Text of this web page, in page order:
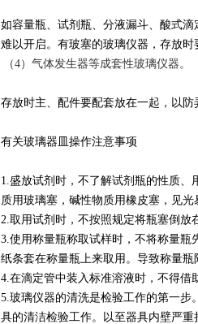
如容量瓶、试剂瓶、分液漏斗、酸式
难以开启。有玻塞的玻璃仪器，存放
（4）气体发生器等成套性玻璃仪器。
存放时主、配件要配套放在一起，以
有关玻璃器皿操作注意事项
1.盛放试剂时，不了解试剂瓶的性质
质用玻璃塞，碱性物质用橡皮塞，见
2.取用试剂时，不按照规定将瓶塞倒
3.使用称量瓶称取试样时，不将称量瓶
纸条套在称量瓶上来取用。导致称量
4.在滴定管中装入标准溶液时，不得
5.玻璃仪器的清洗是检验工作的第一
具的清洁检验工作。以至器具内壁严